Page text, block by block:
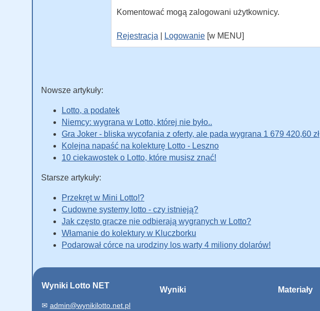
Komentować mogą zalogowani użytkownicy.
Rejestracja Logowanie [w MENU]
Nowsze artykuły:
Lotto, a podatek
Niemcy: wygrana w Lotto, której nie było..
Gra Joker - bliska wycofania z oferty, ale pada wygrana 1 679 420,60 zł
Kolejna napaść na kolekturę Lotto - Leszno
10 ciekawostek o Lotto, które musisz znać!
Starsze artykuły:
Przekręt w Mini Lotto!?
Cudowne systemy lotto - czy istnieją?
Jak często gracze nie odbierają wygranych w Lotto?
Włamanie do kolektury w Kluczborku
Podarował córce na urodziny los warty 4 miliony dolarów!
Wyniki Lotto NET
✉ admin@wynikilotto.net.pl
Wyniki Materiały